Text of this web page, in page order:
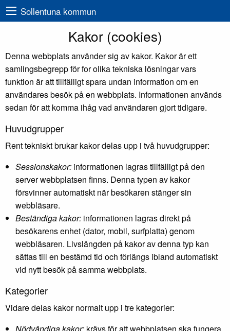
Sollentuna kommun
Kakor (cookies)
Denna webbplats använder sig av kakor. Kakor är ett
samlingsbegrepp för for olika tekniska lösningar vars
funktion är att tillfälligt spara undan information om en
användares besök på en webbplats. Informationen används
sedan för att komma ihåg vad användaren gjort tidigare.
Huvudgrupper
Rent tekniskt brukar kakor delas upp i två huvudgrupper:
Sessionskakor: informationen lagras tillfälligt på den
server webbplatsen finns. Denna typen av kakor
försvinner automatiskt när besökaren stänger sin
webbläsare.
Beständiga kakor: informationen lagras direkt på
besökarens enhet (dator, mobil, surfplatta) genom
webbläsaren. Livslängden på kakor av denna typ kan
sättas till en bestämd tid och förlängs ibland automatiskt
vid nytt besök på samma webbplats.
Kategorier
Vidare delas kakor normalt upp i tre kategorier: